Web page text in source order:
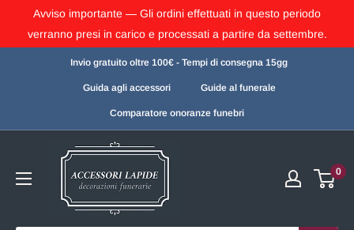
Avviso importante — Gli ordini effettuati in questo periodo
verranno presi in carico e processati a partire da settembre.
Invio gratuito oltre 100€ - Tempi di consegna 15gg
Guida agli accessori Guide al funerale
Comparatore onoranze funebri
0